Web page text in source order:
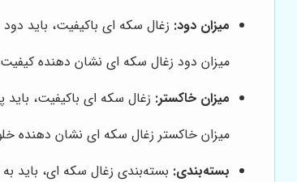
میزان دود: زغال سکه ای باکیفیت، باید
میزان دود زغال سکه ای نشان دهنده کیفیت
میزان خاکستر: زغال سکه ای باکیفیت،
میزان خاکستر زغال سکه ای نشان دهنده
بسته‌بندی: بسته‌بندی زغال سکه ای، باید